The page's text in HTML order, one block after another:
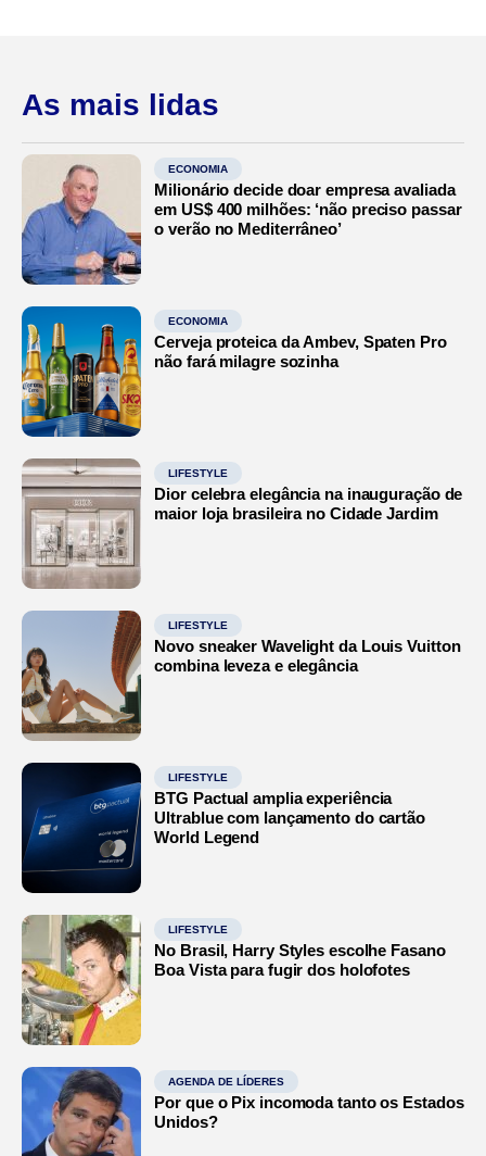
As mais lidas
ECONOMIA
Milionário decide doar empresa avaliada
em US$ 400 milhões: ‘não preciso passar
o verão no Mediterrâneo’
ECONOMIA
Cerveja proteica da Ambev, Spaten Pro
não fará milagre sozinha
LIFESTYLE
Dior celebra elegância na inauguração de
maior loja brasileira no Cidade Jardim
LIFESTYLE
Novo sneaker Wavelight da Louis Vuitton
combina leveza e elegância
LIFESTYLE
BTG Pactual amplia experiência
Ultrablue com lançamento do cartão
World Legend
LIFESTYLE
No Brasil, Harry Styles escolhe Fasano
Boa Vista para fugir dos holofotes
AGENDA DE LÍDERES
Por que o Pix incomoda tanto os Estados
Unidos?